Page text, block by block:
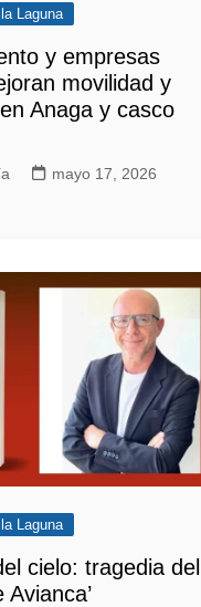
Laguna
y empresas
movilidad y
Anaga y casco
mayo 17, 2026
Laguna
cielo: tragedia del